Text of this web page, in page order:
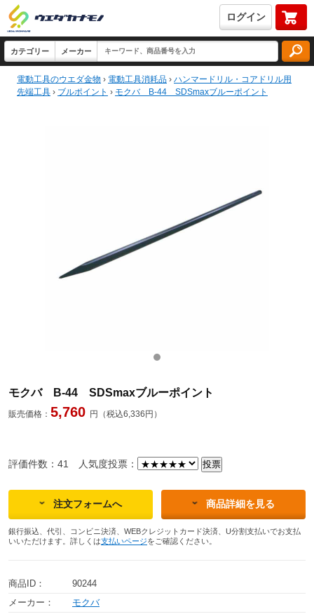
ログイン
電動工具のウエダ金物 › 電動工具消耗品 › ハンマードリル・コアドリル用
先端工具 › ブルポイント › モクバ B-44 SDSmaxブルーポイント
モクバ B-44 SDSmaxブルーポイント
販売価格： 5,760 円（税込6,336円）
評価件数：41 人気度投票：
注文フォームへ 商品詳細を見る
銀行振込、代引、コンビニ決済、WEBクレジットカード決済、U分割支払いでお支払
いいただけます。詳しくは支払いページをご確認ください。
商品ID：
90244
メーカー：
モクバ